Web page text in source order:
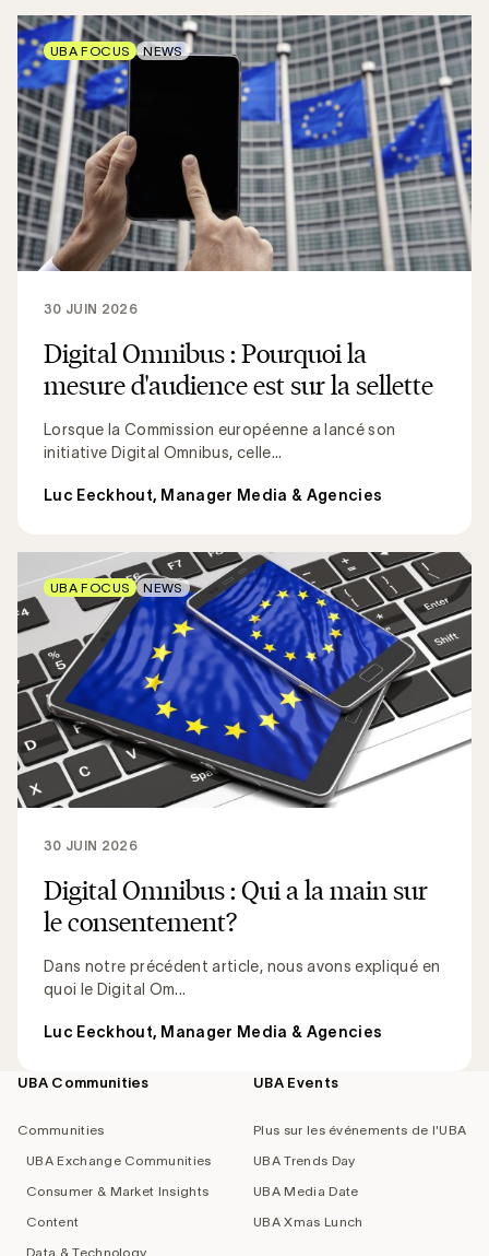
Digital Omnibus : Pourquoi la
mesure d'audience est sur la sellette
Lorsque la Commission européenne a lancé son
initiative Digital Omnibus, celle...
30 JUIN 2026
Luc Eeckhout, Manager Media & Agencies
UBA FOCUS NEWS
Digital Omnibus : Qui a la main sur
le consentement?
Dans notre précédent article, nous avons expliqué en
quoi le Digital Om...
30 JUIN 2026
Luc Eeckhout, Manager Media & Agencies
UBA FOCUS NEWS
Footer
UBA Communities
Communities
UBA Exchange Communities
Consumer & Market Insights
Content
Data & Technology
UBA Events
Plus sur les événements de l'UBA
UBA Trends Day
UBA Media Date
UBA Xmas Lunch